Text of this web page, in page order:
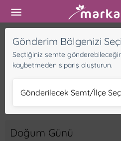
Buradan başlayın
Gönderim Bölgenizi
Seçtiğiniz semte
kaybetmeden sipariş oluşturun.
Gönderilecek Semt/İlçe
Doğum Günü